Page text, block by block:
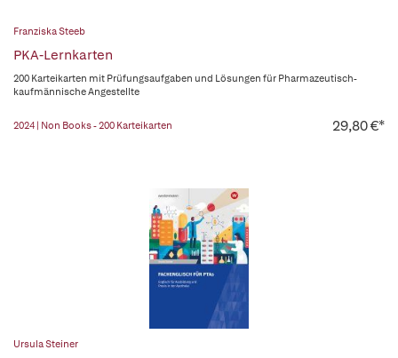
Franziska Steeb
PKA-Lernkarten
200 Karteikarten mit Prüfungsaufgaben und Lösungen für Pharmazeutisch-
kaufmännische Angestellte
2024 | Non Books - 200 Karteikarten 29,80 €*
Ursula Steiner